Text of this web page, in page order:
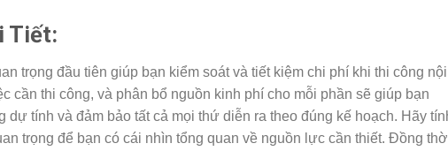
Tiết:
trọng đầu tiên giúp bạn kiểm soát và tiết kiệm chi phí khi thi công nội
cần thi công, và phân bổ nguồn kinh phí cho mỗi phần sẽ giúp bạn
tính và đảm bảo tất cả mọi thứ diễn ra theo đúng kế hoạch. Hãy
trọng để bạn có cái nhìn tổng quan về nguồn lực cần thiết. Đồng